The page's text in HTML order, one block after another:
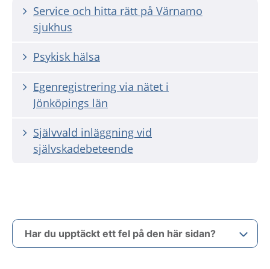
Service och hitta rätt på Värnamo
sjukhus
Psykisk hälsa
Egenregistrering via nätet i
Jönköpings län
Självvald inläggning vid
självskadebeteende
Har du upptäckt ett fel på den här sidan?